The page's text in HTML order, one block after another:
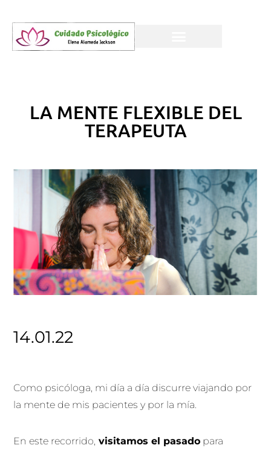
LA MENTE FLEXIBLE DEL
TERAPEUTA
14.01.22
Como psicóloga, mi día a día discurre viajando por
la mente de mis pacientes y por la mía.
En este recorrido, visitamos el pasado para